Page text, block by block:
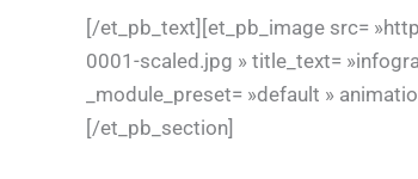
[/et_pb_text][et_pb_image src=
0001-scaled.jpg » title_text=
_module_preset= »default »
[/et_pb_section]